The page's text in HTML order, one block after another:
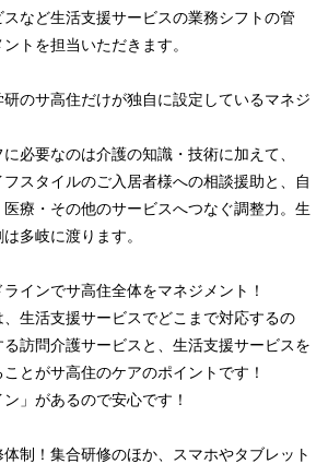
など生活支援サービスの業務シフトの管
トを担当いただきます。
のサ高住だけが独自に設定しているマネジ
必要なのは介護の知識・技術に加えて、
スタイルのご入居者様への相談援助と、自
療・その他のサービスへつなぐ調整力。生
多岐に渡ります。
インでサ高住全体をマネジメント！
生活支援サービスでどこまで対応するの
訪問介護サービスと、生活支援サービスを
とがサ高住のケアのポイントです！
」があるので安心です！
制！集合研修のほか、スマホやタブレット